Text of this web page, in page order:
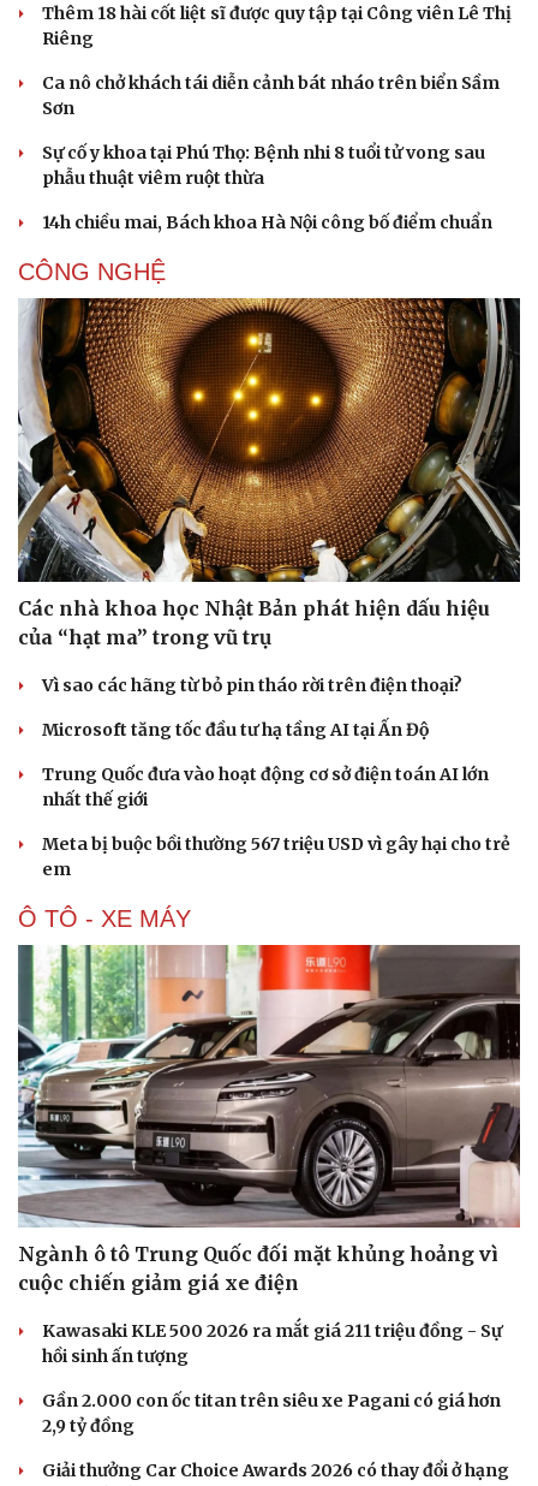
Doanh nghiệp
Thông tin doanh nghiệp
Doanh nhân
Vì cộng đồng
Công nghệ
Tin Công nghệ
Trải nghiệm
Sức khỏe
Dinh dưỡng - món ngon
Sản phụ khoa
Nhi khoa
Làm đẹp - giảm cân
Phòng mạch online
Đời sống
Nhà đẹp
Tình yêu - Gia đình
Thêm 18 hài cốt liệt sĩ được quy tập tại Công viên Lê Thị
Riêng
Ca nô chở khách tái diễn cảnh bát nháo trên biển Sầm
Sơn
Sự cố y khoa tại Phú Thọ: Bệnh nhi 8 tuổi tử vong sau
phẫu thuật viêm ruột thừa
14h chiều mai, Bách khoa Hà Nội công bố điểm chuẩn
CÔNG NGHỆ
Các nhà khoa học Nhật Bản phát hiện dấu hiệu
của “hạt ma” trong vũ trụ
Vì sao các hãng từ bỏ pin tháo rời trên điện thoại?
Microsoft tăng tốc đầu tư hạ tầng AI tại Ấn Độ
Trung Quốc đưa vào hoạt động cơ sở điện toán AI lớn
nhất thế giới
Meta bị buộc bồi thường 567 triệu USD vì gây hại cho trẻ
em
Ô TÔ - XE MÁY
Ngành ô tô Trung Quốc đối mặt khủng hoảng vì
cuộc chiến giảm giá xe điện
Kawasaki KLE 500 2026 ra mắt giá 211 triệu đồng - Sự
hồi sinh ấn tượng
Gần 2.000 con ốc titan trên siêu xe Pagani có giá hơn
2,9 tỷ đồng
Giải thưởng Car Choice Awards 2026 có thay đổi ở hạng